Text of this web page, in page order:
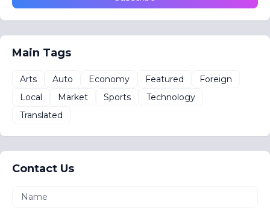
Main Tags
Arts Auto Economy Featured
Foreign
Local
Market Sports
Technology
Translated
Contact Us